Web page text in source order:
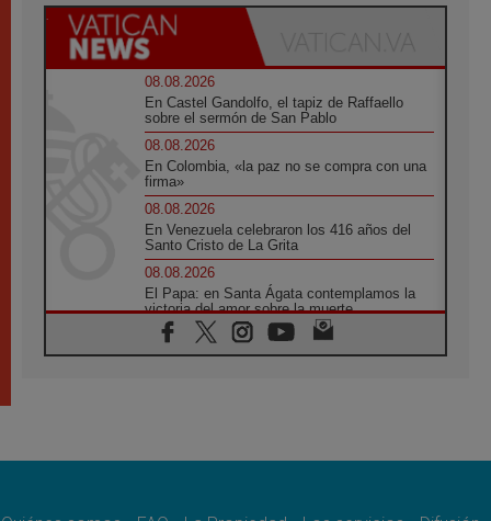
08.08.2026
En Castel Gandolfo, el tapiz de Raffaello
sobre el sermón de San Pablo
08.08.2026
En Colombia, «la paz no se compra con una
firma»
08.08.2026
En Venezuela celebraron los 416 años del
Santo Cristo de La Grita
08.08.2026
El Papa: en Santa Ágata contemplamos la
victoria del amor sobre la muerte
08.08.2026
León XIV visitará el Santuario de la Madre
07.08.2026